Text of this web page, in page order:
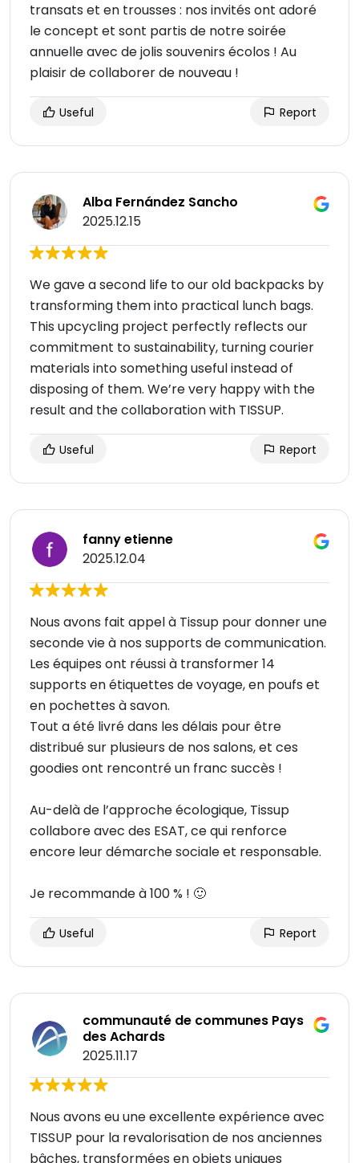
transats et en trousses : nos invités ont adoré
le concept et sont partis de notre soirée
annuelle avec de jolis souvenirs écolos ! Au
plaisir de collaborer de nouveau !
Useful Report
Alba Fernández Sancho
2025.12.15
We gave a second life to our old backpacks by
transforming them into practical lunch bags.
This upcycling project perfectly reflects our
commitment to sustainability, turning courier
materials into something useful instead of
disposing of them. We’re very happy with the
result and the collaboration with TISSUP.
Useful Report
fanny etienne
2025.12.04
Nous avons fait appel à Tissup pour donner une
seconde vie à nos supports de communication.
Les équipes ont réussi à transformer 14
supports en étiquettes de voyage, en poufs et
en pochettes à savon.
Tout a été livré dans les délais pour être
distribué sur plusieurs de nos salons, et ces
goodies ont rencontré un franc succès !
Au-delà de l’approche écologique, Tissup
collabore avec des ESAT, ce qui renforce
encore leur démarche sociale et responsable.
Je recommande à 100 % ! 🙂
Useful Report
communauté de communes Pays
des Achards
2025.11.17
Nous avons eu une excellente expérience avec
TISSUP pour la revalorisation de nos anciennes
bâches, transformées en objets uniques